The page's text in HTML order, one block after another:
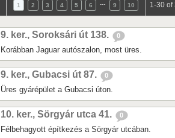
1 2 3 4 5 6 9 10 1-30 of
9. ker., Soroksári út 138. 0
Korábban Jaguar autószalon, most üres.
9. ker., Gubacsi út 87. 0
Üres gyárépület a Gubacsi úton.
10. ker., Sörgyár utca 41. 0
Félbehagyott építkezés a Sörgyár utcában.